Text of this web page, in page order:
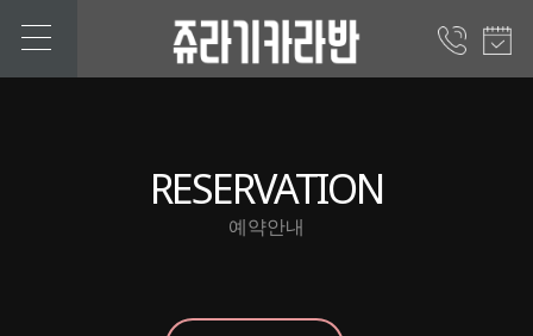
RESERVATION
예약안내